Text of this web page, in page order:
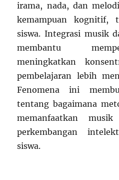
irama, nada, dan
kemampuan kognitif,
siswa. Integrasi musik
membantu
meningkatkan
pembelajaran lebih
Fenomena ini
tentang bagaimana
memanfaatkan
perkembangan
siswa.